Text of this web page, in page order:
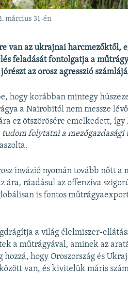
március 31-én
van az ukrajnai harcmezőktől,
feladását fontolgatja a
az orosz agresszió
hogy korábban mintegy
a Nairobitól nem messze
ez ötszörösére emelkedett, így
tudom folytatni a
invázió nyomán tovább nőtt a
ára, ráadásul az offenzíva
is fontos
a világ élelmiszer-
a műtrágyával, aminek az
hogy Oroszország és
van, és kivitelük máris